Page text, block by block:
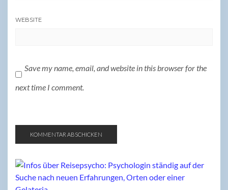
WEBSITE
Save my name, email, and website in this browser for the
next time I comment.